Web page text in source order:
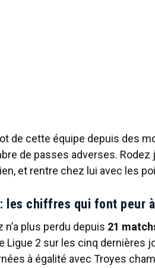
de cette équipe depuis des
de passes adverses. Rodez
et rentre chez lui avec les
les chiffres qui font peur à
plus perdu depuis 21
Ligue 2 sur les cinq dernières
à égalité avec Troyes